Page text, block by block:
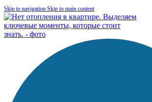
Skip to navigation Skip to main content